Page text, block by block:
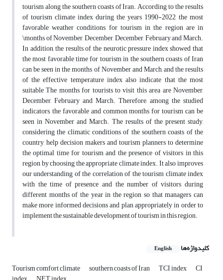
tourism along the southern coasts of Iran. According to the results
of tourism climate index during the years 1990-2022, the most
favorable weather conditions for tourism in the region are in
\months of November, December, December, February and March.
In addition, the results of the neurotic pressure index showed that
the most favorable time for tourism in the southern coasts of Iran
can be seen in the months of November and March, and the results
of the effective temperature index also indicate that the most
suitable The months for tourists to visit this area are November,
December, February and March. Therefore, among the studied
indicators, the favorable and common months for tourism can be
seen in November and March. The results of the present study,
considering the climatic conditions of the southern coasts of the
country, help decision makers and tourism planners to determine
the optimal time for tourism and the presence of visitors in this
region by choosing the appropriate climate index. It also improves
our understanding of the correlation of the tourism climate index
with the time of presence and the number of visitors during
different months of the year in the region so that managers can
make more informed decisions and plan appropriately in order to
implement the sustainable development of tourism in this region.
کلیدواژه‌ها English
Tourism comfort climate southern coasts of Iran TCI index CI